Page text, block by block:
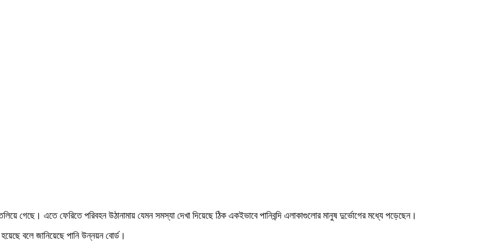
গেছে। এতে ফেরিতে পরিবহন উঠানামায় যেমন সমস্যা দেখা দিয়েছে ঠিক একইভাবে পানিবন্দি এলাকাগুলোর মানুষ দুর্ভোগের মধ্যে পড়েছেন।
হয়েছে বলে জানিয়েছে পানি উন্নয়ন বোর্ড।